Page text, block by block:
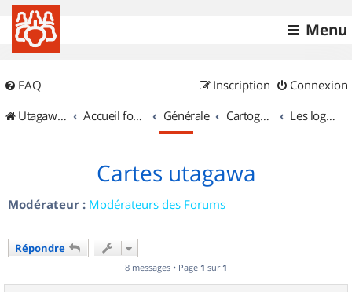
Menu
FAQ Connexion
Inscription
UtagawaVTT (Randos VTT et VTTAE avec traces GPS)
Accueil forum Générale Cartographie et GPS Les logiciels
Cartes utagawa
Modérateur : Modérateurs des Forums
Répondre
8 messages • Page 1 sur 1